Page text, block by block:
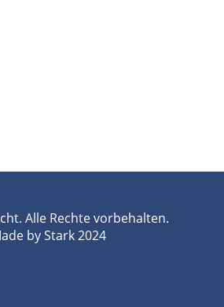
Alle Rechte vorbehalten.
by Stark 2024